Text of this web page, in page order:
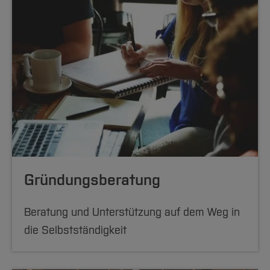
Gründungsberatung
Beratung und Unterstützung auf dem Weg in
die Selbstständigkeit